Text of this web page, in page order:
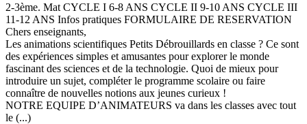
2-3ème. Mat CYCLE I 6-8 ANS CYCLE II 9-10 ANS CYCLE III
11-12 ANS Infos pratiques FORMULAIRE DE RESERVATION
Chers enseignants,
Les animations scientifiques Petits Débrouillards en classe ? Ce sont
des expériences simples et amusantes pour explorer le monde
fascinant des sciences et de la technologie. Quoi de mieux pour
introduire un sujet, compléter le programme scolaire ou faire
connaître de nouvelles notions aux jeunes curieux !
NOTRE EQUIPE D’ANIMATEURS va dans les classes avec tout
le (...)